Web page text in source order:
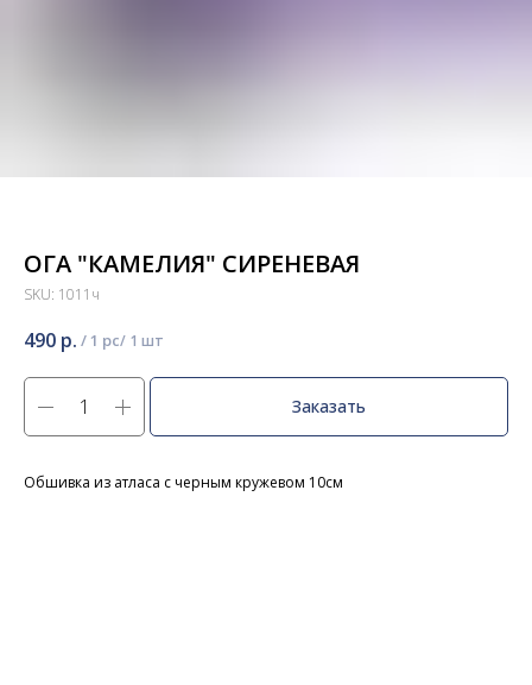
ОГА "КАМЕЛИЯ" СИРЕНЕВАЯ
SKU: 1011ч
490 р. / 1 pc
Заказать
Обшивка из атласа с черным кружевом 10см